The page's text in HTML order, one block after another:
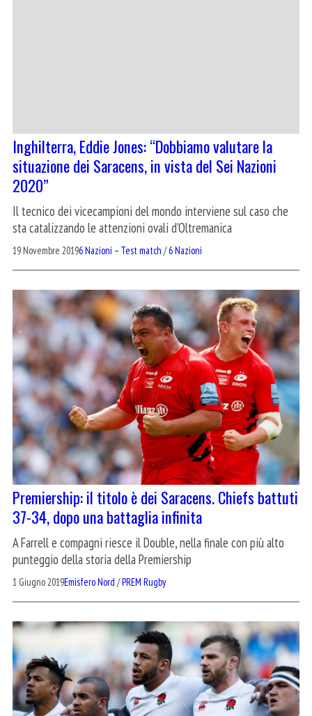
Inghilterra, Eddie Jones: “Dobbiamo valutare la
situazione dei Saracens, in vista del Sei Nazioni
2020”
Il tecnico dei vicecampioni del mondo interviene sul caso che
sta catalizzando le attenzioni ovali d'Oltremanica
19 Novembre 20196 Nazioni – Test match /6 Nazioni
Premiership: il titolo è dei Saracens. Chiefs battuti
37-34, dopo una battaglia infinita
A Farrell e compagni riesce il Double, nella finale con più alto
punteggio della storia della Premiership
1 Giugno 2019Emisfero Nord /PREM Rugby